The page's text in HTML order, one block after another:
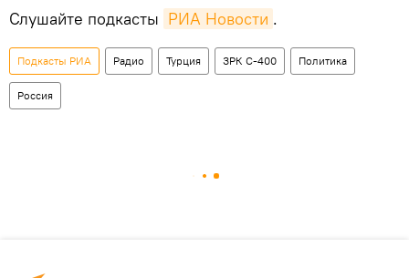
Слушайте подкасты РИА Новости .
Подкасты РИА Радио Турция ЗРК С-400 Политика
Россия